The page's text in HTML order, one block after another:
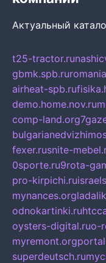
Актуальный
t25-tractor.ru
gbmk.spb.ru
airheat-spb.ru
demo.home.nov.ru
comp-land.org
fexer.rusnite-
0sporte.ru9rota-
pro-kirpichi.ru
mynances.org
odnokartinki.ru
oysters-digital.ruo-
myremont.org
superdeutsch.ru